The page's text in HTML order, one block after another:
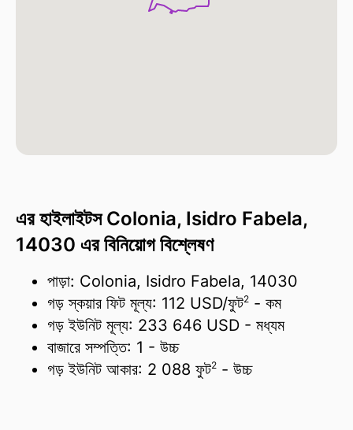
এর হাইলাইটস Colonia, Isidro Fabela,
14030 এর বিনিয়োগ বিশ্লেষণ
পাড়া: Colonia, Isidro Fabela, 14030
গড় স্কয়ার ফিট মূল্য: 112 USD/ফুট2 - কম
গড় ইউনিট মূল্য: 233 646 USD - মধ্যম
বাজারে সম্পত্তি: 1 - উচ্চ
গড় ইউনিট আকার: 2 088 ফুট2 - উচ্চ